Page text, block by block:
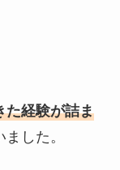
た経験が詰ま
した。